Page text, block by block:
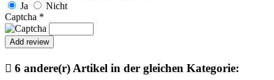
Ja
Nicht
Captcha *
 6 andere(r) Artikel in der gleichen Kategorie: